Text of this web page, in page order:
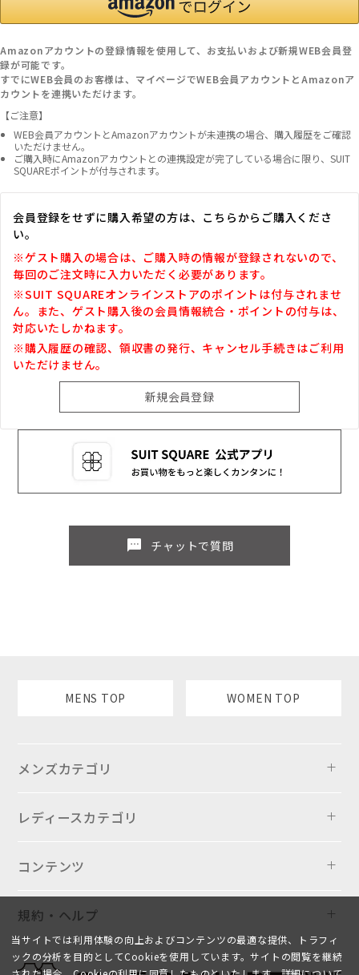
Amazonアカウントの登録情報を使用して、お支払いおよび新規WEB会員登
録が可能です。
すでにWEB会員のお客様は、マイページでWEB会員アカウントとAmazonア
カウントを連携いただけます。
【ご注意】
WEB会員アカウントとAmazonアカウントが未連携の場合、購入履歴をご確認
いただけません。
ご購入時にAmazonアカウントとの連携設定が完了している場合に限り、SUIT
SQUAREポイントが付与されます。
会員登録をせずに購入希望の方は、こちらからご購入くださ
い。
※ゲスト購入の場合は、ご購入時の情報が登録されないので、
毎回のご注文時に入力いただく必要があります。
※SUIT SQUAREオンラインストアのポイントは付与されませ
ん。また、ゲスト購入後の会員情報統合・ポイントの付与は、
対応いたしかねます。
※購入履歴の確認、領収書の発行、キャンセル手続きはご利用
いただけません。
sms チャットで質問
MENS TOP WOMEN TOP
メンズカテゴリ
レディースカテゴリ
コンテンツ
規約・ヘルプ
当サイトでは利用体験の向上およびコンテンツの最適な提供、トラフィ
ックの分析を目的としてCookieを使用しています。サイトの閲覧を継続